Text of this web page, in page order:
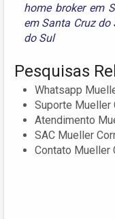
home broker em
em Santa Cruz do
do Sul
Pesquisas
Whatsapp
Suporte Mueller
Atendimento
SAC Mueller
Contato Mueller